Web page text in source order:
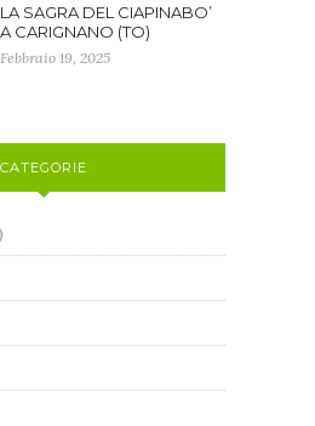
LA SAGRA DEL CIAPINABO’
A CARIGNANO (TO)
Febbraio 19, 2025
CATEGORIE